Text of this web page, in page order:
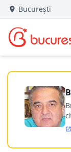
București